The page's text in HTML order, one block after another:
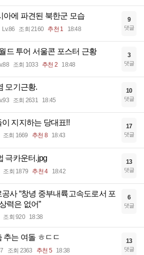
아에 파견된 북한군 모습
Lv.86 조회 2160 추천 1 18:48
9
댓글
드 투어 서울콘 포스터 근황
조회 1033 추천 2 18:48
3
댓글
모기근황.
조회 2631 18:45
10
댓글
지지하는 당대표!!
조회 1669 추천 8 18:43
17
댓글
극카운터.jpg
조회 1879 추천 4 18:42
13
댓글
사 “창녕 중부내륙고속도로서 포
력은 없어”
조회 920 18:38
6
댓글
추는 여돌 ㅎㄷㄷ
조회 2363 추천 5 18:38
13
댓글